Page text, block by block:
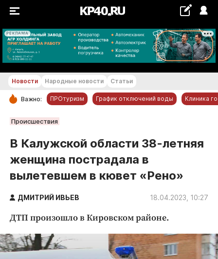
РЕКЛАМА
+12...+13 °С
РУБРИКИ
Новости компаний
Статьи
Народные новости
Авто и транспорт
Криминал
Культура
Недвижимость и ЖКХ
Новости Народные новости Статьи
Важно: ПРОтуризм График отключений воды Клиника
Происшествия
В Калужской области 38-летняя
женщина пострадала в
вылетевшем в кювет «Рено»
ДМИТРИЙ ИВЬЕВ 18.04.2023, 10:27
ДТП произошло в Кировском районе.